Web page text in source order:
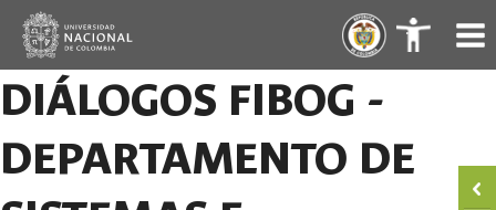
content
. .
DIÁLOGOS FIBOG -
DEPARTAMENTO DE